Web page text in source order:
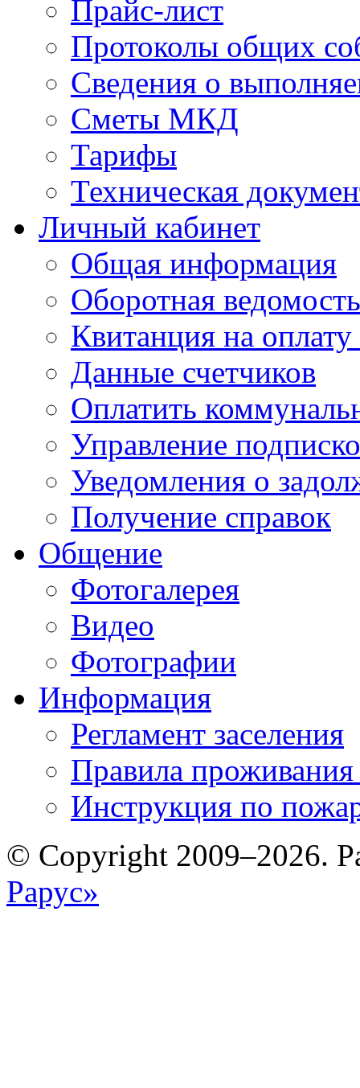
Прайс-лист
Протоколы общих
Сведения о
Сметы МКД
Тарифы
Техническая
Личный кабинет
Общая информация
Оборотная ведомость
Квитанция на
Данные счетчиков
Оплатить
Управление
Уведомления о
Получение справок
Общение
Фотогалерея
Видео
Фотографии
Информация
Регламент заселения
Правила
Инструкция по
© Copyright 2009–2026.
Рарус»